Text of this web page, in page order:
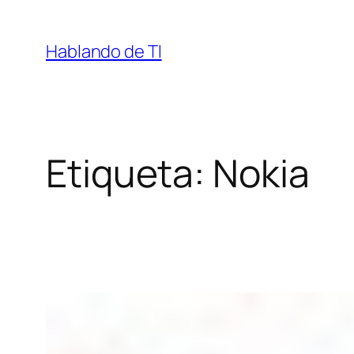
contenido
Hablando de TI
Etiqueta: Nokia